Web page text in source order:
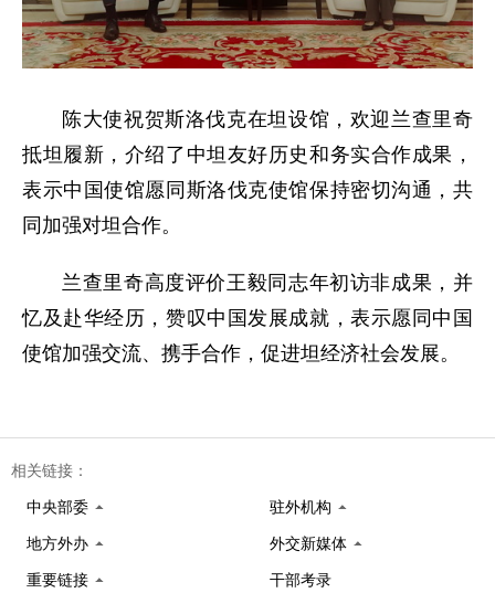
陈大使祝贺斯洛伐克在坦设馆，欢迎兰查里奇
抵坦履新，介绍了中坦友好历史和务实合作成果，
表示中国使馆愿同斯洛伐克使馆保持密切沟通，共
同加强对坦合作。
兰查里奇高度评价王毅同志年初访非成果，并
忆及赴华经历，赞叹中国发展成就，表示愿同中国
使馆加强交流、携手合作，促进坦经济社会发展。
相关链接：
中央部委 驻外机构
地方外办 外交新媒体
重要链接 干部考录